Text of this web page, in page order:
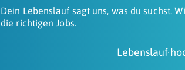
Dein Lebenslauf sagt uns, was du suchst.
die richtigen Jobs.
Lebenslauf